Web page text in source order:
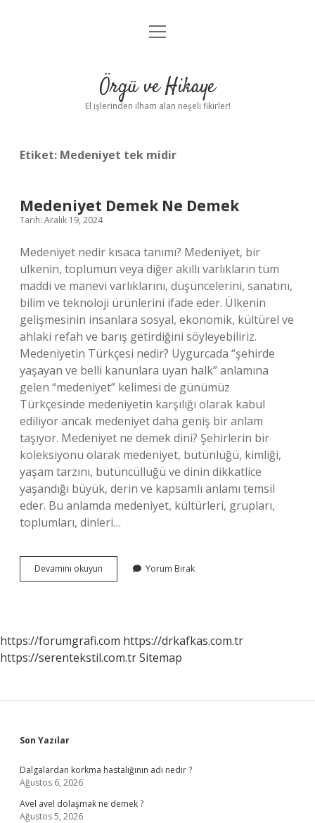
Anasayfa
Yasal Uyarı
menüyü
Örgü ve Hikaye
El işlerinden ilham alan neşeli fikirler!
Etiket: Medeniyet tek midir
Medeniyet Demek Ne Demek
Tarih: Aralık 19, 2024
Medeniyet nedir kısaca tanımı? Medeniyet, bir
ülkenin, toplumun veya diğer akıllı varlıkların tüm
maddi ve manevi varlıklarını, düşüncelerini, sanatını,
bilim ve teknoloji ürünlerini ifade eder. Ülkenin
gelişmesinin insanlara sosyal, ekonomik, kültürel ve
ahlaki refah ve barış getirdiğini söyleyebiliriz.
Medeniyetin Türkçesi nedir? Uygurcada “şehirde
yaşayan ve belli kanunlara uyan halk” anlamına
gelen “medeniyet” kelimesi de günümüz
Türkçesinde medeniyetin karşılığı olarak kabul
ediliyor ancak medeniyet daha geniş bir anlam
taşıyor. Medeniyet ne demek dini? Şehirlerin bir
koleksiyonu olarak medeniyet, bütünlüğü, kimliği,
yaşam tarzını, bütüncüllüğü ve dinin dikkatlice
yaşandığı büyük, derin ve kapsamlı anlamı temsil
eder. Bu anlamda medeniyet, kültürleri, grupları,
toplumları, dinleri…
Devamını okuyun Medeniyet
Demek
Yorum Bırak
https://forumgrafi.com https://drkafkas.com.tr
https://serentekstil.com.trSitemap
Sidebar
Son Yazılar
Dalgalardan korkma hastalığının adı nedir ?
Ağustos 6, 2026
Avel avel dolaşmak ne demek ?
Ağustos 5, 2026